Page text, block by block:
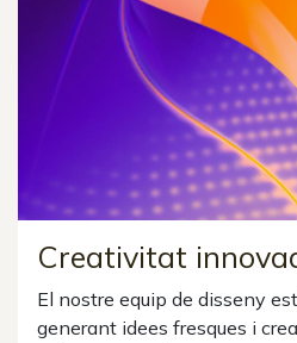
Creativitat
El nostre equip de disseny
generant idees fresques i